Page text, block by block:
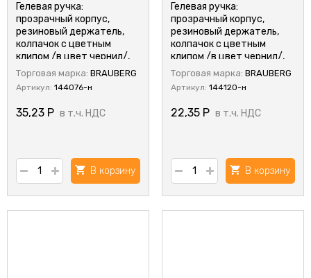
Гелевая ручка:
прозрачный корпус,
резиновый держатель,
колпачок с цветным
клипом /в цвет чернил/,
диаметр пишущего узла -
0,5 mm; цвет чернил -
черный.
Торговая марка: BRAUBERG
Артикул: 144076-н
35,23 Р в т.ч. НДС
В корзину
Гелевая ручка:
прозрачный корпус,
резиновый держатель,
колпачок с цветным
клипом /в цвет чернил/,
диаметр пишущего узла -
0,5 mm; цвет чернил -
черный.
Торговая марка: BRAUBERG
Артикул: 144120-н
22,35 Р в т.ч. НДС
В корзину